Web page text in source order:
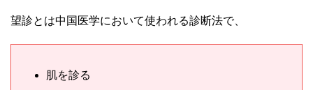
望診とは中国医学において使われる診断法で、
肌を診る